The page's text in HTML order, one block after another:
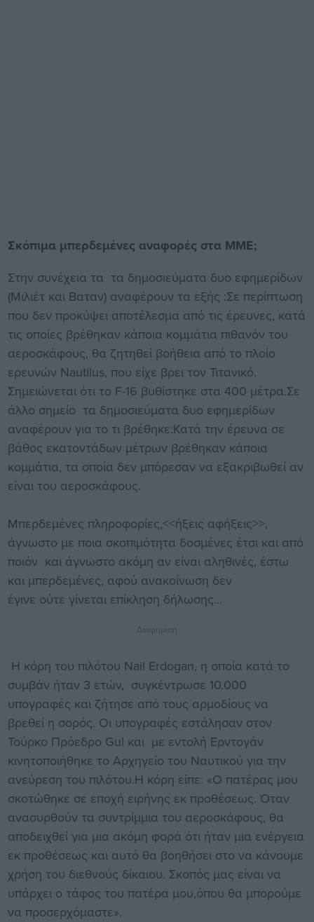
Σκόπιμα μπερδεμένες αναφορές στα ΜΜΕ;
Στην συνέχεια τα τα δημοσιεύματα δυο εφημερίδων
(Μιλιέτ και Βαταν) αναφέρουν τα εξής :Σε περίπτωση
που δεν προκύψει αποτέλεσμα από τις έρευνες, κατά
τις οποίες βρέθηκαν κάποια κομμάτια πιθανόν του
αεροσκάφους, θα ζητηθεί βοήθεια από το πλοίο
ερευνών Nautilus, που είχε βρει τον Τιτανικό.
Σημειώνεται ότι το F-16 βυθίστηκε στα 400 μέτρα.Σε
άλλο σημείο τα δημοσιεύματα δυο εφημερίδων
αναφέρουν για το τι βρέθηκε:Κατά την έρευνα σε
βάθος εκατοντάδων μέτρων βρέθηκαν κάποια
κομμάτια, τα οποία δεν μπόρεσαν να εξακριβωθεί αν
είναι του αεροσκάφους.
Μπερδεμένες πληροφορίες,<<ήξεις αφήξεις>>,
άγνωστο με ποια σκοπιμότητα δοσμένες έτσι και από
ποιόν και άγνωστο ακόμη αν είναι αληθινές, έστω
και μπερδεμένες, αφού ανακοίνωση δεν
έγινε ούτε γίνεται επίκληση δήλωσης...
Διαφήμιση
H κόρη του πιλότου Nail Erdogan, η οποία κατά το
συμβάν ήταν 3 ετών, συγκέντρωσε 10.000
υπογραφές και ζήτησε από τους αρμοδίους να
βρεθεί η σορός. Οι υπογραφές εστάλησαν στον
Τούρκο Πρόεδρο Gul και με εντολή Ερντογάν
κινητοποιήθηκε το Αρχηγείο του Ναυτικού για την
ανεύρεση του πιλότου.Η κόρη είπε: «Ο πατέρας μου
σκοτώθηκε σε εποχή ειρήνης εκ προθέσεως. Όταν
ανασυρθούν τα συντρίμμια του αεροσκάφους, θα
αποδειχθεί για μια ακόμη φορά ότι ήταν μια ενέργεια
εκ προθέσεως και αυτό θα βοηθήσει στο να κάνουμε
χρήση του διεθνούς δίκαιου. Σκοπός μας είναι να
υπάρχει ο τάφος του πατέρα μου,όπου θα μπορούμε
να προσερχόμαστε».